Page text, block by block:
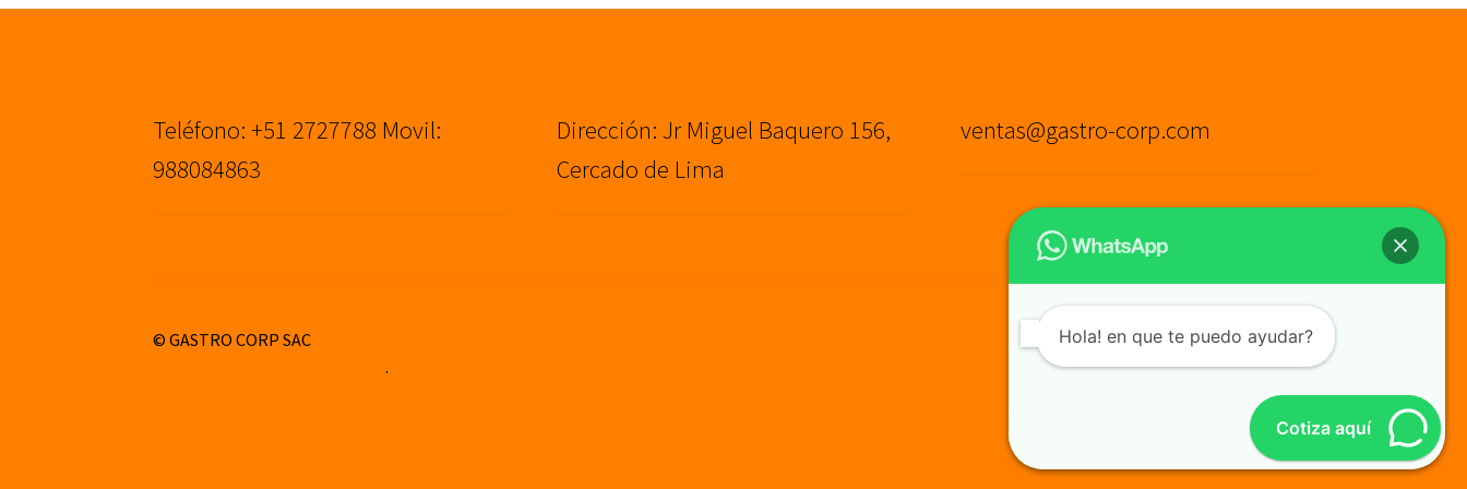
Teléfono: +51 2727788 Movil:
988084863
Dirección: Jr Miguel Baquero 156,
Cercado de Lima
ventas@gastro-corp.com
© GASTRO CORP SAC
Construido con WooCommerce.
Hola! en que te puedo ayudar?
Cotiza aquí